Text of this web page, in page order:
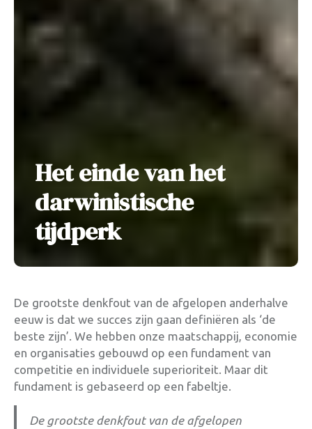
Het einde van het
darwinistische
tijdperk
De grootste denkfout van de afgelopen anderhalve
eeuw is dat we succes zijn gaan definiëren als ‘de
beste zijn’. We hebben onze maatschappij, economie
en organisaties gebouwd op een fundament van
competitie en individuele superioriteit. Maar dit
fundament is gebaseerd op een fabeltje.
De grootste denkfout van de afgelopen